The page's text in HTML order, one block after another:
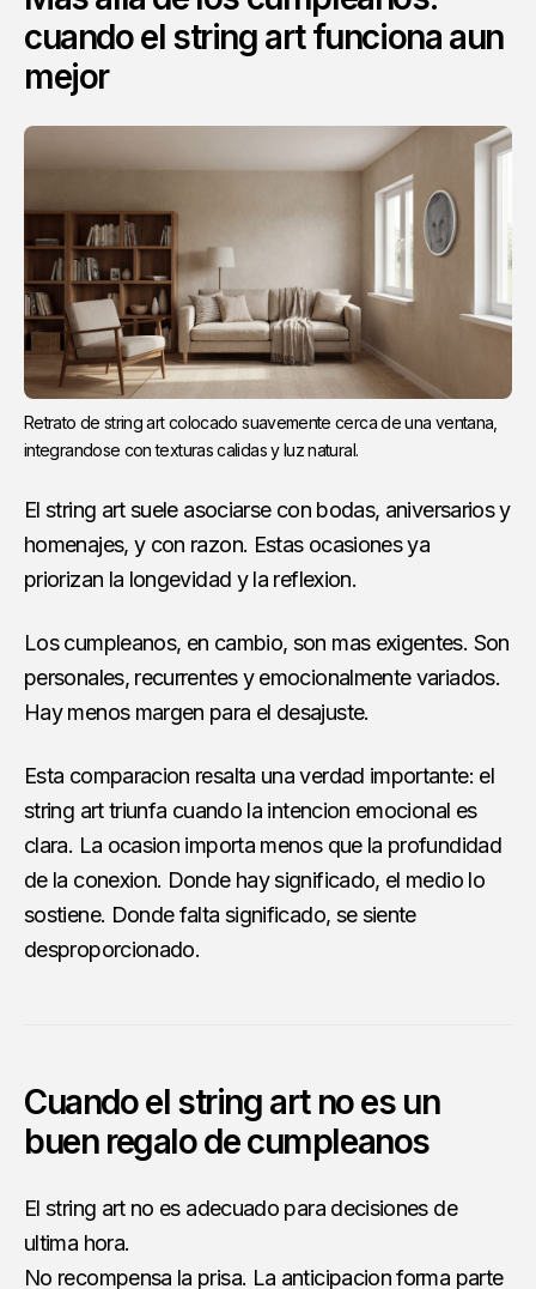
cuando el string art funciona aun
mejor
Retrato de string art colocado suavemente cerca de una ventana,
integrandose con texturas calidas y luz natural.
El string art suele asociarse con bodas, aniversarios y
homenajes, y con razon. Estas ocasiones ya
priorizan la longevidad y la reflexion.
Los cumpleanos, en cambio, son mas exigentes. Son
personales, recurrentes y emocionalmente variados.
Hay menos margen para el desajuste.
Esta comparacion resalta una verdad importante: el
string art triunfa cuando la intencion emocional es
clara. La ocasion importa menos que la profundidad
de la conexion. Donde hay significado, el medio lo
sostiene. Donde falta significado, se siente
desproporcionado.
Cuando el string art no es un
buen regalo de cumpleanos
El string art no es adecuado para decisiones de
ultima hora.
No recompensa la prisa. La anticipacion forma parte